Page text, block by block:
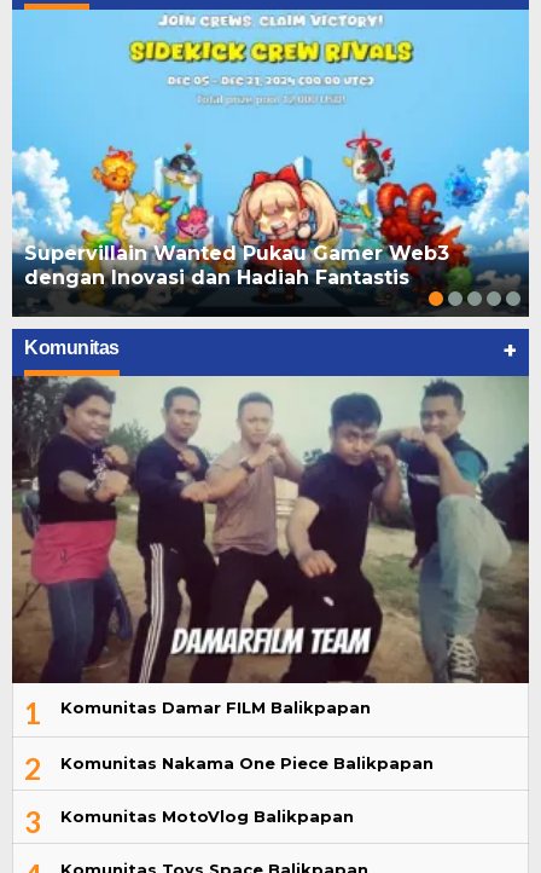
Supervillain Wanted Pukau Gamer Web3
dengan Inovasi dan Hadiah Fantastis
Komunitas +
1 Komunitas Damar FILM Balikpapan
2 Komunitas Nakama One Piece Balikpapan
3 Komunitas MotoVlog Balikpapan